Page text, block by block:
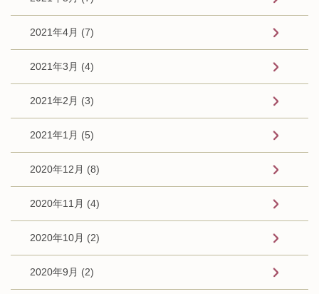
2021年4月 (7)
2021年3月 (4)
2021年2月 (3)
2021年1月 (5)
2020年12月 (8)
2020年11月 (4)
2020年10月 (2)
2020年9月 (2)